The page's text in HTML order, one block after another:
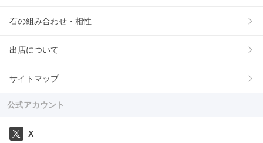
石の組み合わせ・相性
出店について
サイトマップ
公式アカウント
X